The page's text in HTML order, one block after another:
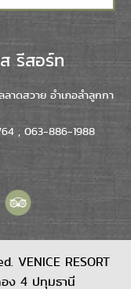
ส รีสอร์ท
าดสวาย อำเภอลำลูกกา
, 063-886-1988
VENICE RESORT
ง 4 ปทุมธานี